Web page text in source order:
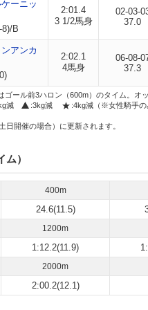
ーニッ
8)/B
2:01.4
3 1/2馬身
02-03-
37.0
アンカ
2:02.1
4馬身
06-08-
37.3
ール前3ハロン（600m）のタイム。オッ
減
:3kg減 :4kg減（※女性騎手
開催の場合）に更新されます。
）
400m
24.6(11.5)
1200m
1:12.2(11.9)
2000m
2:00.2(12.1)